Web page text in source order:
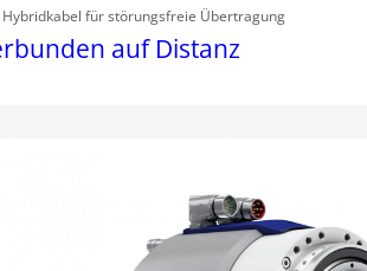
Hybridkabel für störungsfreie Übertragung
auf Distanz